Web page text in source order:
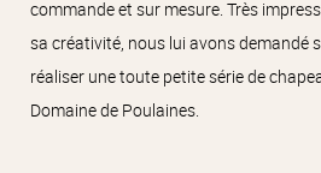
commande et sur mesure. Très
sa créativité, nous lui avons demandé
réaliser une toute petite série de
Domaine de Poulaines.